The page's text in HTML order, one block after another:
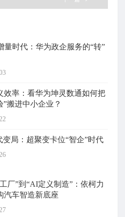
量时代：华为政企服务的“转”
效率：看华为坤灵数通如何把
”搬进中小企业？
变局：超聚变卡位“智企”时代
厂”到“AI定义制造”：依柯力
汽车智造新底座